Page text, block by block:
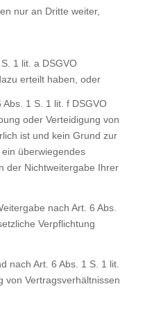
nur an Dritte weiter,
1 lit. a DSGVO
erteilt haben, oder
1 S. 1 lit. f DSGVO
oder Verteidigung von
ist und kein Grund zur
überwiegendes
der Nichtweitergabe Ihrer
nach Art. 6 Abs.
Verpflichtung
nach Art. 6 Abs. 1 S. 1 lit.
von Vertragsverhältnissen